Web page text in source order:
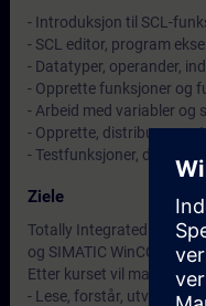
- Introduksjon til SCL-
- SCL editor, program
- Datatyper, operander,
- Opprette funksjoner og
- Arbeid med variabler og
- Opprette, distribuere og
- Testfunksjoner,
Ziele
Totally Integrated
og SIMATIC WinCC.
Etter kurset vil man kunne:
- Lese, forstår, utvide,